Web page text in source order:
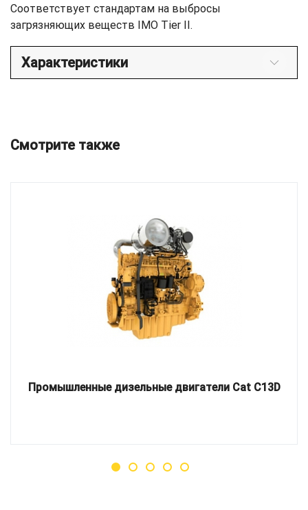
Соответствует стандартам на выбросы
загрязняющих веществ IMO Tier II.
Характеристики
Смотрите также
Промышленные дизельные двигатели Cat C13D